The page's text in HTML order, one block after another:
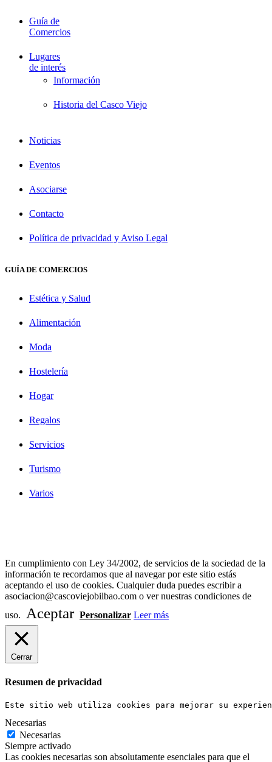
Guía de
Comercios
Lugares
de interés
Información
Historia del Casco Viejo
Noticias
Eventos
Asociarse
Contacto
Política de privacidad y Aviso Legal
GUÍA DE COMERCIOS
Estética y Salud
Alimentación
Moda
Hostelería
Hogar
Regalos
Servicios
Turismo
Varios
En cumplimiento con Ley 34/2002, de servicios de la sociedad de la
información te recordamos que al navegar por este sitio estás
aceptando el uso de cookies. Cualquier duda puedes escribir a
asociacion@cascoviejobilbao.com o ver nuestras condiciones de
uso.
Aceptar Personalizar Leer más
Cerrar
Resumen de privacidad
Este sitio web utiliza cookies para mejorar su
Necesarias
Necesarias
Siempre activado
Las cookies necesarias son absolutamente esenciales para que el